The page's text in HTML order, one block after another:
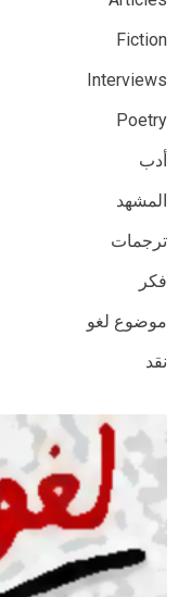
Fiction
Interviews
Poetry
أدب
المشهد
ترجمات
فكر
موضوع لغو
نقد